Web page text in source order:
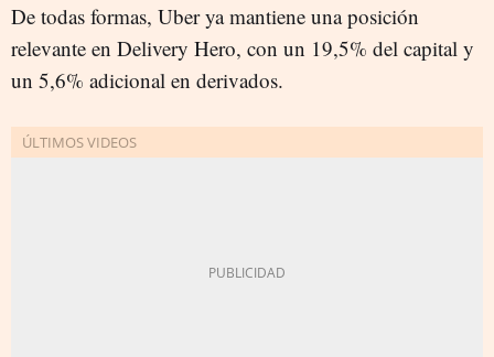
De todas formas, Uber ya mantiene una posición
relevante en Delivery Hero, con un 19,5% del capital y
un 5,6% adicional en derivados.